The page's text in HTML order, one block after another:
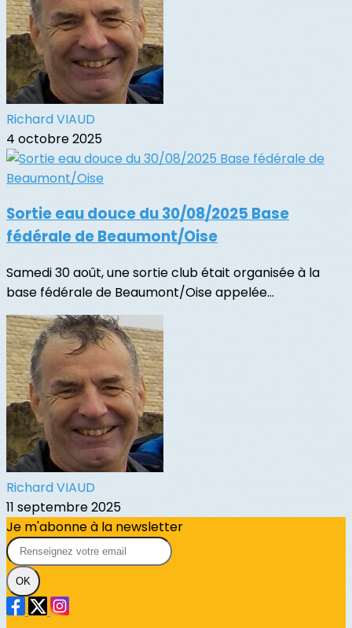
Richard VIAUD
4 octobre 2025
Sortie eau douce du 30/08/2025 Base
fédérale de Beaumont/Oise
Samedi 30 août, une sortie club était organisée à la
base fédérale de Beaumont/Oise appelée...
Richard VIAUD
11 septembre 2025
Je m'abonne à la newsletter
OK